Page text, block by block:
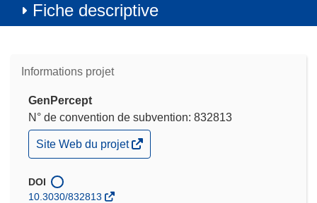
Fiche descriptive
Informations projet
GenPercept
N° de convention de subvention: 832813
(s’ouvre
dans
nouvelle
fenêtre)
Site Web du projet
DOI
10.3030/832813